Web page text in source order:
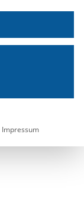
Impressum